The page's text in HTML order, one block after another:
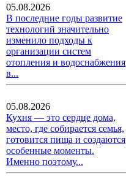
05.08.2026
В последние годы развитие
технологий значительно
изменило подходы к
организации систем
отопления и водоснабжения
в...
05.08.2026
Кухня — это сердце дома,
место, где собирается семья,
готовится пища и создаются
особенные моменты.
Именно поэтому...